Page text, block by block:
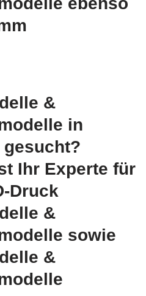
&
in
gesucht?
Ihr Experte für
Druck
&
sowie
&